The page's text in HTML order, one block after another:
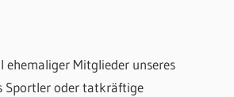
ehemaliger Mitglieder unseres
Sportler oder tatkräftige